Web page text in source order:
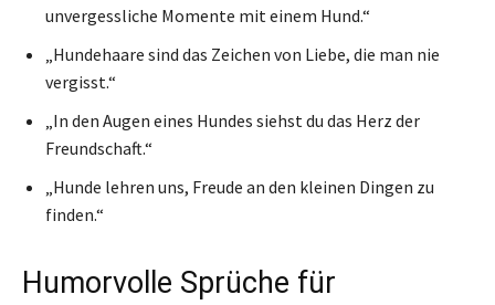
unvergessliche Momente mit einem Hund.“
„Hundehaare sind das Zeichen von Liebe, die man nie
vergisst.“
„In den Augen eines Hundes siehst du das Herz der
Freundschaft.“
„Hunde lehren uns, Freude an den kleinen Dingen zu
finden.“
Humorvolle Sprüche für